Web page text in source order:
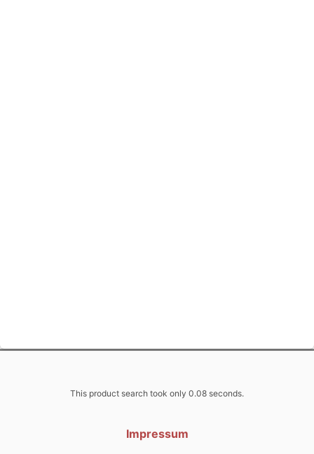
This product search took only 0.08 seconds.
Impressum